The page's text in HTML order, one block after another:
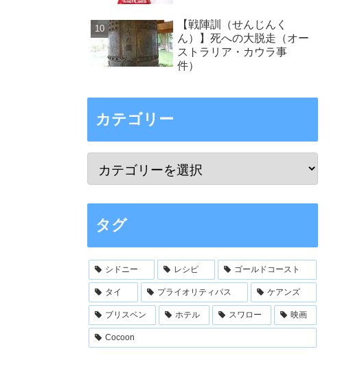
【戦陣訓（せんじんく
ん）】死への大脱走（オー
ストラリア・カウラ事
件）
カテゴリー
タグ
シドニー レシピ ゴールドコースト
タイ プライオリティパス ケアンズ
ブリスベン ホテル スワロー 映画
Cocoon